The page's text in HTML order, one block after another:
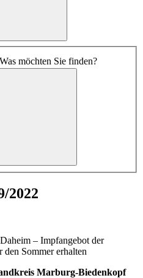
Was möchten Sie finden?
2022
– Impfangebot der
Sommer erhalten
Marburg-Biedenkopf